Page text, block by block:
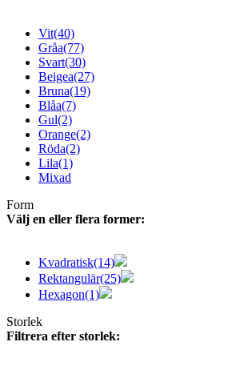
Vit(40)
Gråa(77)
Svart(30)
Beigea(27)
Bruna(19)
Blåa(7)
Gul(2)
Orange(2)
Röda(2)
Lila(1)
Mixad
Form
Välj en eller flera former:
Kvadratisk(14)
Rektangulär(25)
Hexagon(1)
Storlek
Filtrera efter storlek: